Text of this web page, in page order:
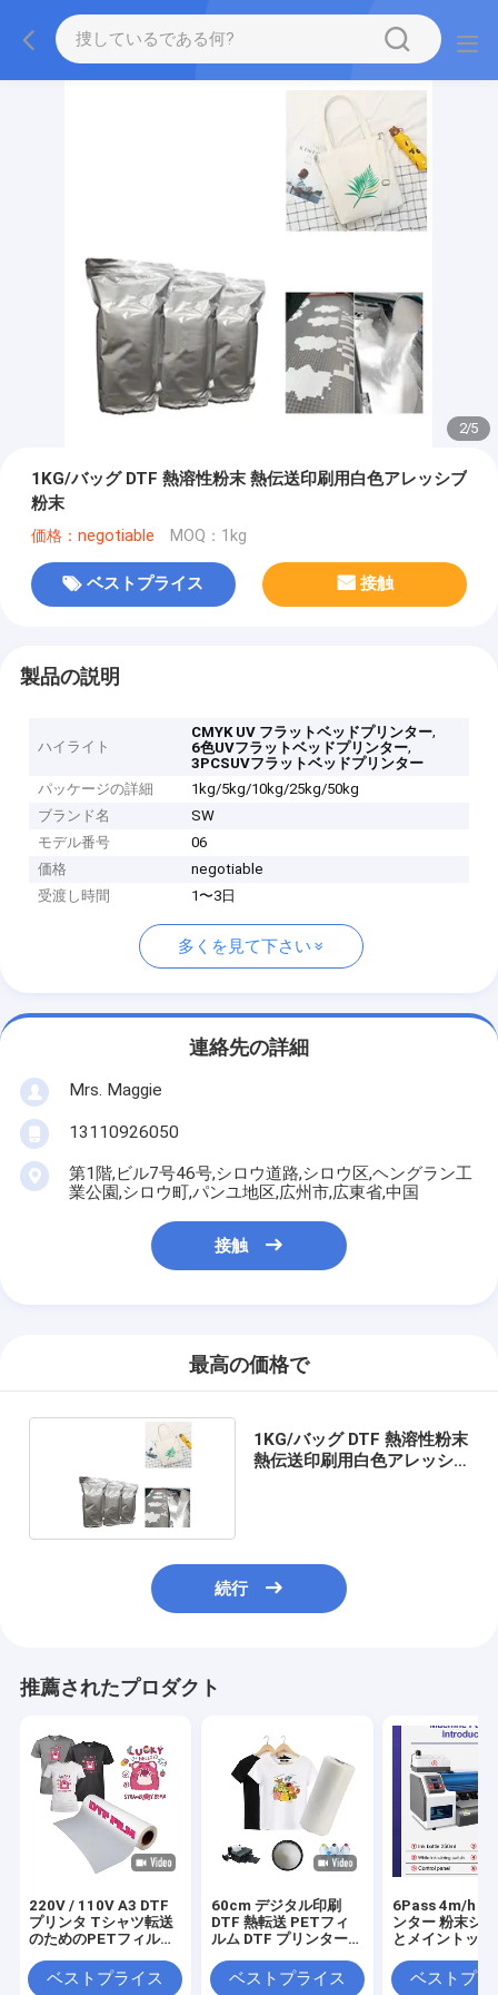
2/5
1KG/バッグ DTF 熱溶性粉末 熱伝送印刷用白色アレッシブ
粉末
価格：negotiable MOQ：1kg
ベストプライス 接触
製品の説明
ハイライト
CMYK UV フラットベッドプリンター,
6色UVフラットベッドプリンター,
3PCSUVフラットベッドプリンター
パッケージの詳細
1kg/5kg/10kg/25kg/50kg
ブランド名
SW
モデル番号
06
価格
negotiable
受渡し時間
1〜3日
多くを見て下さい
連絡先の詳細
Mrs. Maggie
13110926050
第1階,ビル7号46号,シロウ道路,シロウ区,ヘングラン工
業公園,シロウ町,パンユ地区,広州市,広東省,中国
接触
最高の価格で
1KG/バッグ DTF 熱溶性粉末
熱伝送印刷用白色アレッシ
続行
推薦されたプロダクト
220V / 110V A3 DTF
プリンタ Tシャツ転送
のためのPETフィルム
ベストプライス
60cm デジタル印刷
DTF 熱転送 PETフィ
ルム DTF プリンターフ
靴 Tシャツ 印刷 DTF
紙 PETフィルム
ベストプライス
6Pass 4m/h
ンター 粉末シ
とメイントッ
ベストプラ